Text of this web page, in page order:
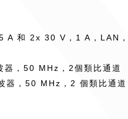
A 和 2x 30 V，1 A，LAN
，50 MHz，2個類比通道
，50 MHz，2 個類比通道